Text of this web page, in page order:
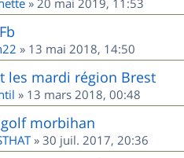
» 20 mai 2019, 11:53
» 13 mai 2018, 14:50
les mardi région Brest
» 13 mars 2018, 00:48
morbihan
» 30 juil. 2017, 20:36